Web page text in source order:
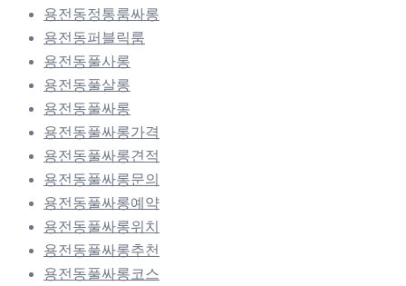
용전동정통룸싸롱
용전동퍼블릭룸
용전동풀사롱
용전동풀살롱
용전동풀싸롱
용전동풀싸롱가격
용전동풀싸롱견적
용전동풀싸롱문의
용전동풀싸롱예약
용전동풀싸롱위치
용전동풀싸롱추천
용전동풀싸롱코스